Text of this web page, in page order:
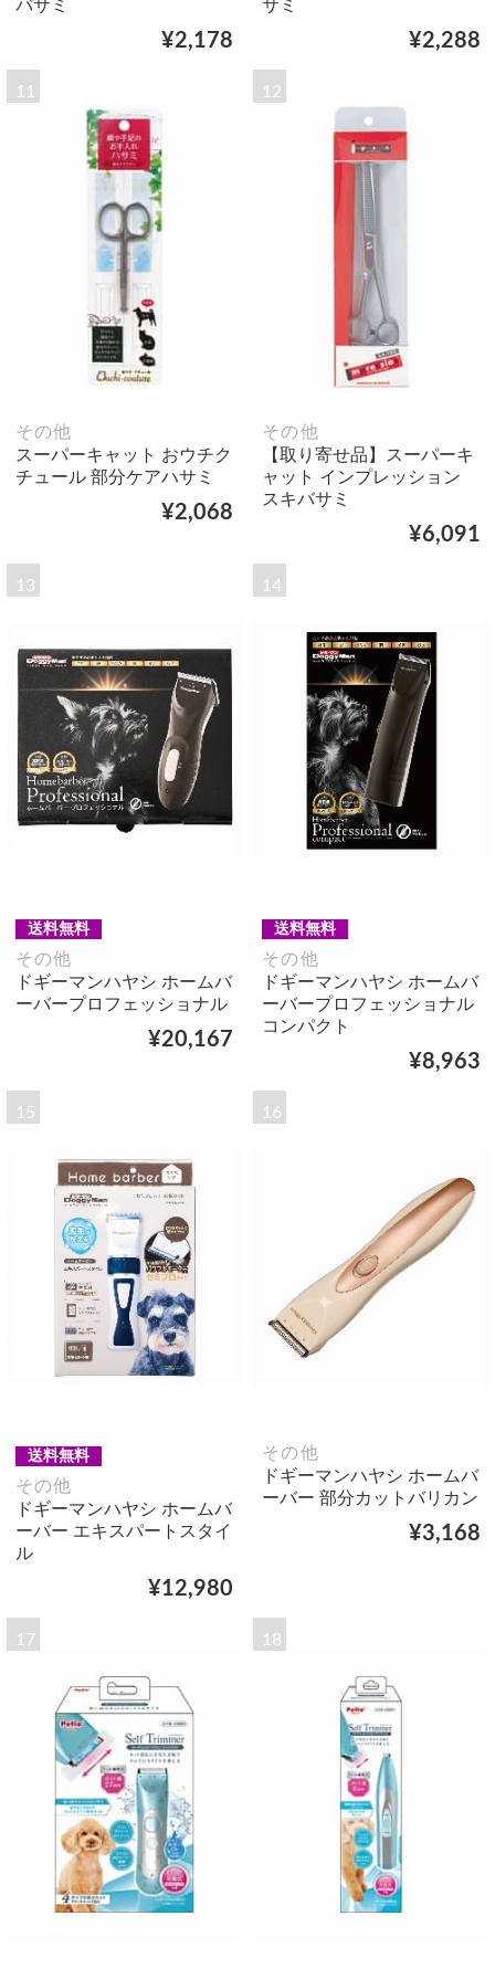
バサミ
¥2,178
サミ
¥2,288
11
その他
スーパーキャット おウチク
チュール 部分ケアハサミ
¥2,068
12
その他
【取り寄せ品】スーパーキ
ャット インプレッション
スキバサミ
¥6,091
13
送料無料
その他
ドギーマンハヤシ ホームバ
ーバープロフェッショナル
¥20,167
14
送料無料
その他
ドギーマンハヤシ ホームバ
ーバープロフェッショナル
コンパクト
¥8,963
15
送料無料
その他
ドギーマンハヤシ ホームバ
ーバー エキスパートスタイ
ル
¥12,980
16
その他
ドギーマンハヤシ ホームバ
ーバー 部分カットバリカン
¥3,168
17 18